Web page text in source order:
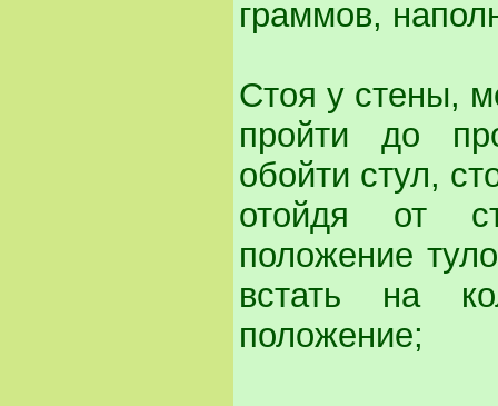
граммов,
Стоя у стены,
пройти до
обойти стул,
отойдя от
положение
встать на
положение;